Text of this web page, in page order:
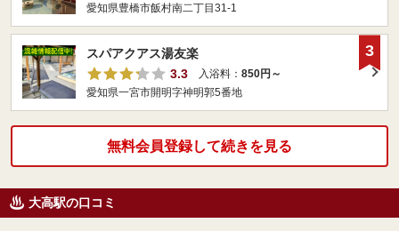
愛知県豊橋市飯村南二丁目31-1
スパアクアス湯友楽
3.3
入浴料： 850円～
愛知県一宮市開明字神明郭5番地
3
無料会員登録して続きを見る
大高駅の口コミ